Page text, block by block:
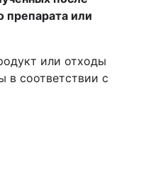
препарата или
или отходы
в соответствии с